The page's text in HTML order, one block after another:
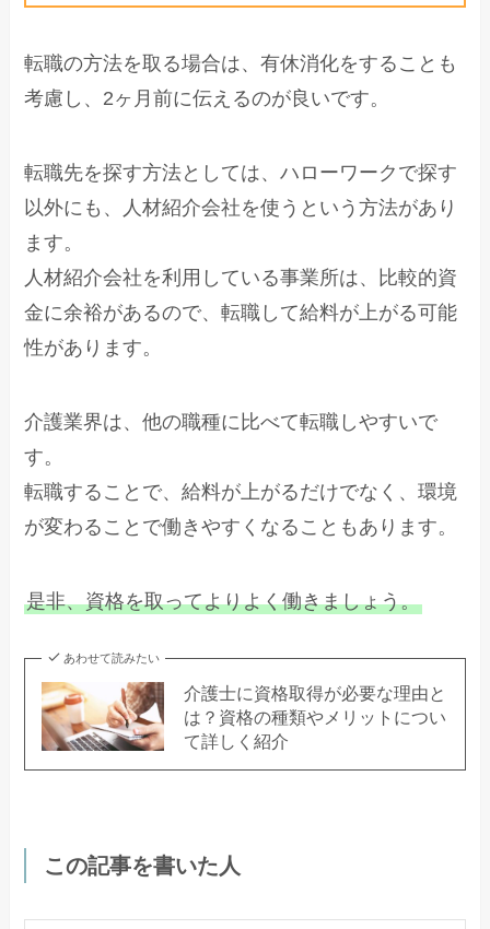
転職の方法を取る場合は、有休消化をすることも
考慮し、2ヶ月前に伝えるのが良いです。
転職先を探す方法としては、ハローワークで探す
以外にも、人材紹介会社を使うという方法があり
ます。
人材紹介会社を利用している事業所は、比較的資
金に余裕があるので、転職して給料が上がる可能
性があります。
介護業界は、他の職種に比べて転職しやすいで
す。
転職することで、給料が上がるだけでなく、環境
が変わることで働きやすくなることもあります。
是非、資格を取ってよりよく働きましょう。
あわせて読みたい
介護士に資格取得が必要な理由と
は？資格の種類やメリットについ
て詳しく紹介
この記事を書いた人